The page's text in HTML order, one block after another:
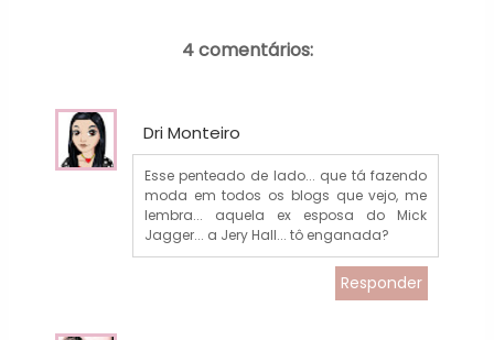
4 comentários:
Dri Monteiro
Esse penteado de lado... que tá fazendo
moda em todos os blogs que vejo, me
lembra... aquela ex esposa do Mick
Jagger... a Jery Hall... tô enganada?
Responder